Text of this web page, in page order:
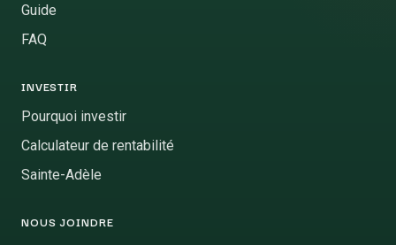
Guide
FAQ
INVESTIR
Pourquoi investir
Calculateur de rentabilité
Sainte-Adèle
NOUS JOINDRE